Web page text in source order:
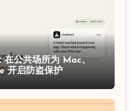
在公共场所为 Mac、
开启防盗保护